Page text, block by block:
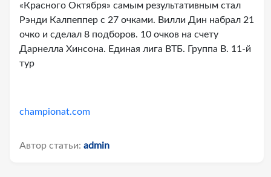
«Красного Октября» самым результативным стал
Рэнди Калпеппер с 27 очками. Вилли Дин набрал 21
очко и сделал 8 подборов. 10 очков на счету
Дарнелла Хинсона. Единая лига ВТБ. Группа В. 11-й
тур
championat.com
Автор статьи: admin